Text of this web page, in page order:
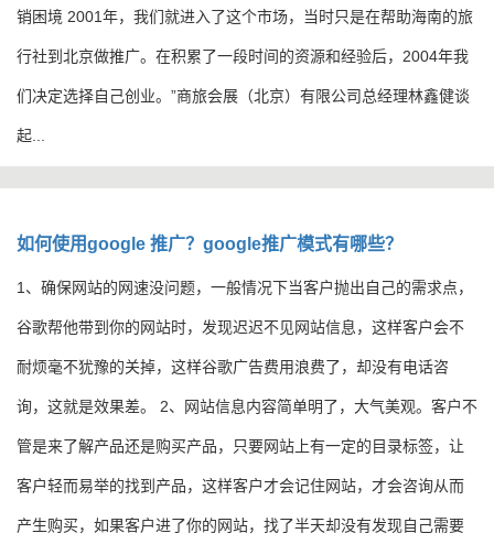
销困境 2001年，我们就进入了这个市场，当时只是在帮助海南的旅
行社到北京做推广。在积累了一段时间的资源和经验后，2004年我
们决定选择自己创业。”商旅会展（北京）有限公司总经理林鑫健谈
起...
如何使用google 推广？google推广模式有哪些？
​1、确保网站的网速没问题，一般情况下当客户抛出自己的需求点，
谷歌帮他带到你的网站时，发现迟迟不见网站信息，这样客户会不
耐烦毫不犹豫的关掉，这样谷歌广告费用浪费了，却没有电话咨
询，这就是效果差。 2、网站信息内容简单明了，大气美观。客户不
管是来了解产品还是购买产品，只要网站上有一定的目录标签，让
客户轻而易举的找到产品，这样客户才会记住网站，才会咨询从而
产生购买，如果客户进了你的网站，找了半天却没有发现自己需要